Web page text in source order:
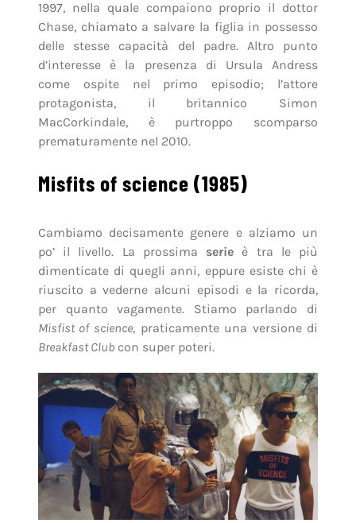
1997, nella quale compaiono proprio il dottor
Chase, chiamato a salvare la figlia in possesso
delle stesse capacità del padre. Altro punto
d’interesse è la presenza di Ursula Andress
come ospite nel primo episodio; l’attore
protagonista, il britannico Simon
MacCorkindale, è purtroppo scomparso
prematuramente nel 2010.
Misfits of science (1985)
Cambiamo decisamente genere e alziamo un
po’ il livello. La prossima serie è tra le più
dimenticate di quegli anni, eppure esiste chi è
riuscito a vederne alcuni episodi e la ricorda,
per quanto vagamente. Stiamo parlando di
Misfist of science, praticamente una versione di
Breakfast Clubcon super poteri.